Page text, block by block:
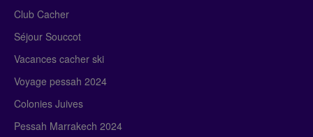
Club Cacher
Séjour Souccot
Vacances cacher ski
Voyage pessah 2024
Colonies Juives
Pessah Marrakech 2024